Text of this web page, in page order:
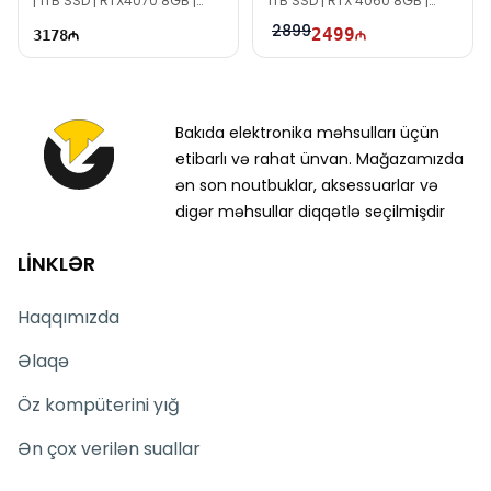
3178
17.3" FHD | 144Hz
28992499
Bakıda elektronika məhsulları üçün
etibarlı və rahat ünvan. Mağazamızda
ən son noutbuklar, aksessuarlar və
digər məhsullar diqqətlə seçilmişdir
LİNKLƏR
Haqqımızda
Əlaqə
Öz kompüterini yığ
Ən çox verilən suallar